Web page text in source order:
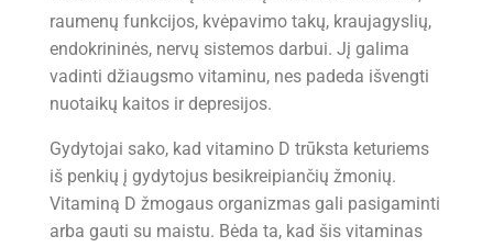
raumenų funkcijos, kvėpavimo takų, kraujagyslių,
endokrininės, nervų sistemos darbui. Jį galima
vadinti džiaugsmo vitaminu, nes padeda išvengti
nuotaikų kaitos ir depresijos.
Gydytojai sako, kad vitamino D trūksta keturiems
iš penkių į gydytojus besikreipiančių žmonių.
Vitaminą D žmogaus organizmas gali pasigaminti
arba gauti su maistu. Bėda ta, kad šis vitaminas